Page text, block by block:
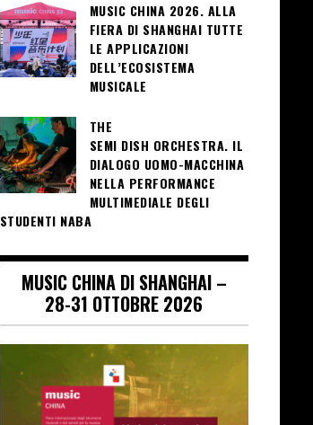
MUSIC CHINA 2026. ALLA
FIERA DI SHANGHAI TUTTE
LE APPLICAZIONI
DELL’ECOSISTEMA
MUSICALE
THE
SEMI DISH ORCHESTRA. IL
DIALOGO UOMO-MACCHINA
NELLA PERFORMANCE
MULTIMEDIALE DEGLI
STUDENTI NABA
MUSIC CHINA DI SHANGHAI –
28-31 OTTOBRE 2026